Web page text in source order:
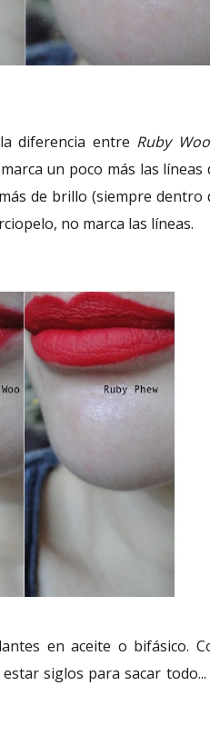
diferencia entre Ruby Woo
un poco más las líneas
de brillo (siempre dentro
no marca las líneas.
en aceite o bifásico.
siglos para sacar